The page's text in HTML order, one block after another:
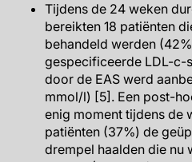
Tijdens de 24 weken
bereikten 18 patiënten
behandeld werden
gespecificeerde LDL-c-
door de EAS werd
mmol/l) [5]. Een post-
enig moment tijdens de
patiënten (37%) de
drempel haalden die